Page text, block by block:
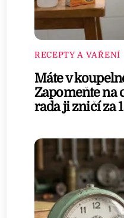
RECEPTY A VAŘENÍ
Máte v
Zapomeňte na
rada ji zničí za